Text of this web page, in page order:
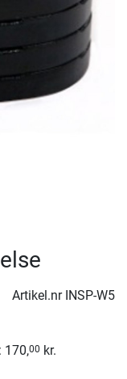
Artikel.nr INSP-W5
170,00 kr.